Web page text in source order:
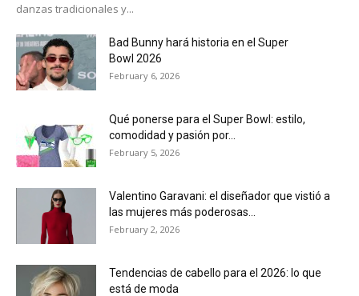
danzas tradicionales y...
Bad Bunny hará historia en el Super
Bowl 2026
February 6, 2026
Qué ponerse para el Super Bowl: estilo,
comodidad y pasión por...
February 5, 2026
Valentino Garavani: el diseñador que vistió a
las mujeres más poderosas...
February 2, 2026
Tendencias de cabello para el 2026: lo que
está de moda